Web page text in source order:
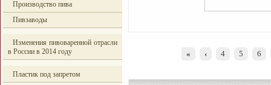
Производство пива
Пивзаводы
Изменения пивоваренной отрасли
в России в 2014 году
Пластик под запретом
« ‹ 4 5 6